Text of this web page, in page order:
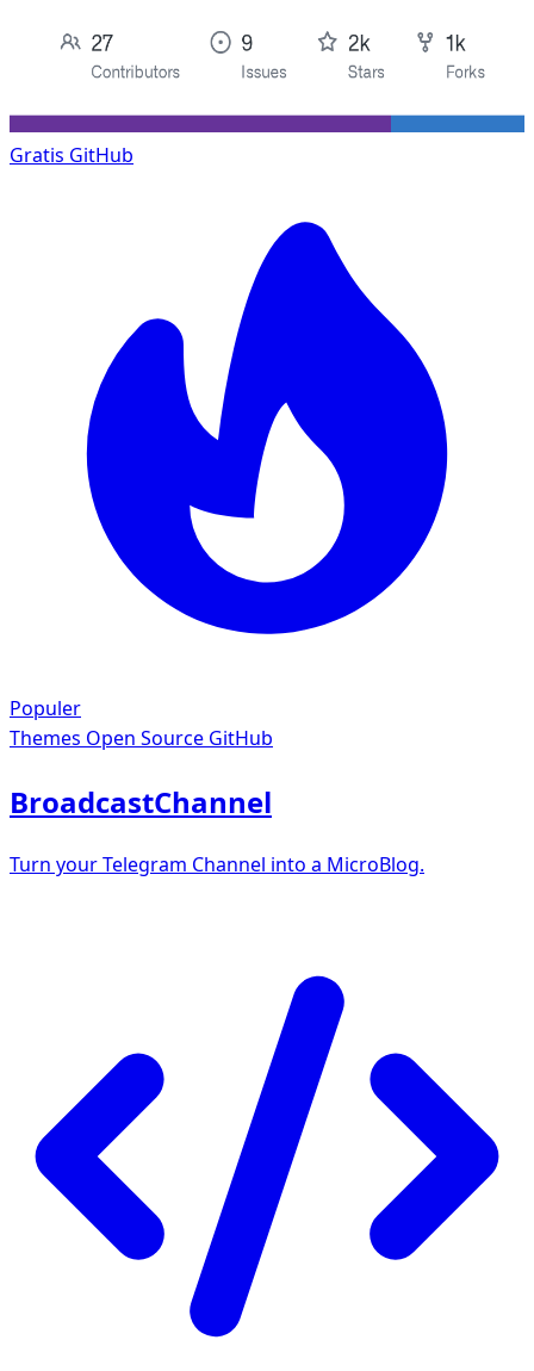
Gratis GitHub
Populer
Themes Open Source GitHub
BroadcastChannel
Turn your Telegram Channel into a MicroBlog.